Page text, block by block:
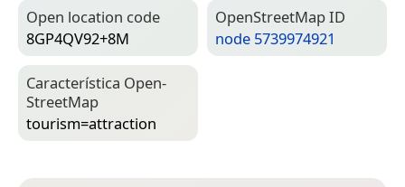
Open location code
8GP4QV92+8M
Open­Street­Map ID
node 5739974921
Característica Open­
Street­Map
tourism=­attraction